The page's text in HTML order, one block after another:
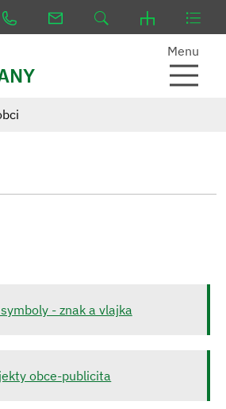
Menu
- znak a vlajka
obce-publicita